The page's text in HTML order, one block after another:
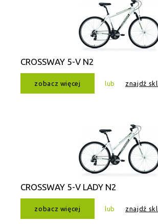
CROSSWAY 5-V N2
zobacz więcej lub znajdź
CROSSWAY 5-V LADY N2
zobacz więcej lub znajdź